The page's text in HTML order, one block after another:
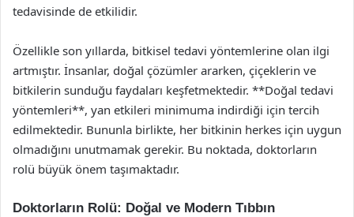
tedavisinde de etkilidir.
Özellikle son yıllarda, bitkisel tedavi yöntemlerine olan ilgi
artmıştır. İnsanlar, doğal çözümler ararken, çiçeklerin ve
bitkilerin sunduğu faydaları keşfetmektedir. **Doğal tedavi
yöntemleri**, yan etkileri minimuma indirdiği için tercih
edilmektedir. Bununla birlikte, her bitkinin herkes için uygun
olmadığını unutmamak gerekir. Bu noktada, doktorların
rolü büyük önem taşımaktadır.
Doktorların Rolü: Doğal ve Modern Tıbbın